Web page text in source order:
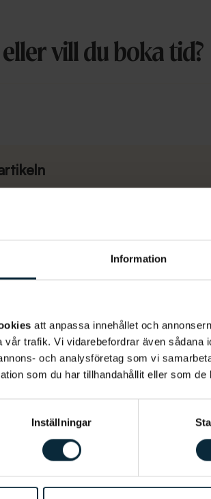
Information
att anpassa innehållet och
trafik. Vi vidarebefordrar även sådana
och analysföretag som vi
som du har tillhandahållit eller som
Inställningar
vill du boka tid?
Mer om akut
Priser